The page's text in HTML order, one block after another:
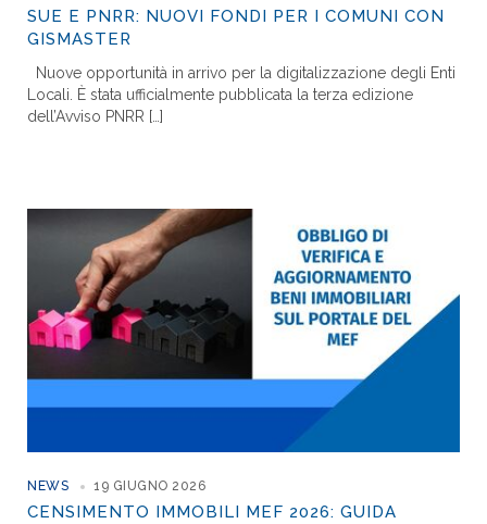
SUE E PNRR: NUOVI FONDI PER I COMUNI CON
GISMASTER
Nuove opportunità in arrivo per la digitalizzazione degli Enti
Locali. È stata ufficialmente pubblicata la terza edizione
dell’Avviso PNRR […]
NEWS 19 GIUGNO 2026
CENSIMENTO IMMOBILI MEF 2026: GUIDA